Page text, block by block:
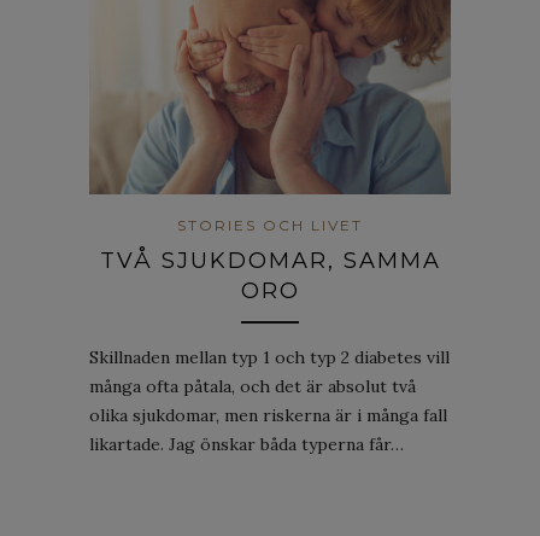
STORIES OCH LIVET
TVÅ SJUKDOMAR, SAMMA
ORO
Skillnaden mellan typ 1 och typ 2 diabetes vill
många ofta påtala, och det är absolut två
olika sjukdomar, men riskerna är i många fall
likartade. Jag önskar båda typerna får…